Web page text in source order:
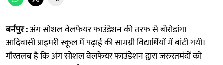
बर्नपुर :अंग सोशल वेलफेयर फाउंडेशन की तरफ से बोरोडांगा
आदिवासी प्राइमरी स्कूल में पढ़ाई की सामग्री विद्यार्थियों में बांटी गयी।
गौरतलब है कि अंग सोशल वेलफेयर फाउंडेशन द्वारा जरुरतमंदों को